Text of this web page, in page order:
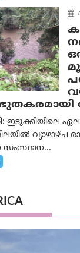
ഇടുക്കിയിലെ
വ്യാഴാഴ്ച
സംസ്ഥാന...